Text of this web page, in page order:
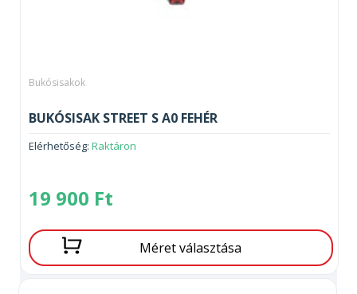
Bukósisakok
BUKÓSISAK STREET S A0 FEHÉR
Elérhetőség: Raktáron
19 900 Ft
Méret választása